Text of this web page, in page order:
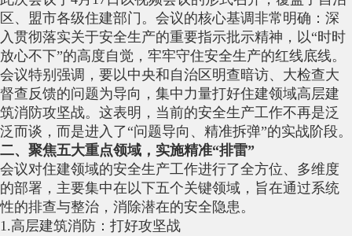
区、盟市各级住建部门。会议的核心基调非常明确：深
入贯彻落实关于安全生产的重要指示批示精神，以“时时
放心不下”的高度自觉，牢牢守住安全生产的红线底线。
会议特别强调，要以中央和自治区明查暗访、大检查大
督查反馈的问题为导向，集中力量打好住建领域高层建
筑消防攻坚战。这表明，当前的安全生产工作不再是泛
泛而谈，而是进入了“问题导向、精准拆弹”的实战阶段。
二、聚焦五大重点领域，实施精准“排雷”
会议对住建领域的安全生产工作进行了全方位、多维度
的部署，主要集中在以下五个关键领域，旨在通过系统
性的排查与整治，消除潜在的安全隐患。
1.高层建筑消防：打好攻坚战